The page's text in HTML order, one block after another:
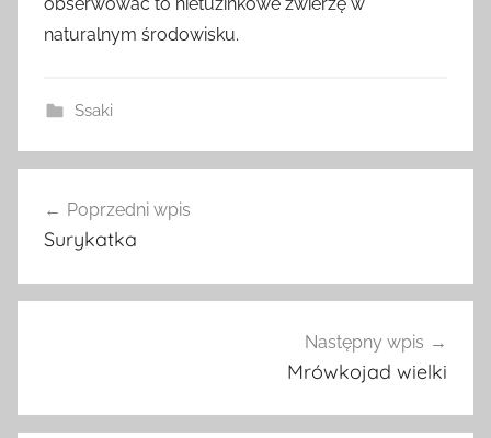
naturalnym środowisku.
Ssaki
wpisu
Poprzedni wpis
Surykatka
Następny wpis
Mrówkojad wielki